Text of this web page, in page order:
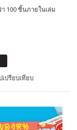
100 ชิ้นภายในเล่ม
เปรียบเทียบ